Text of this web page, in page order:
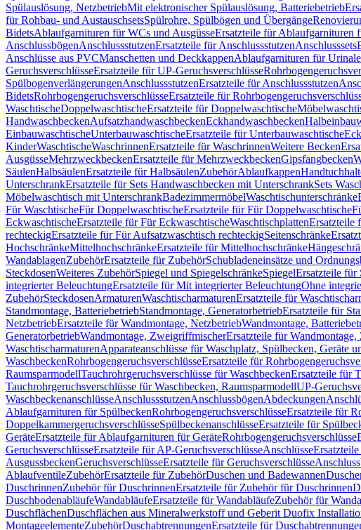
Spülauslösung, NetzbetriebMit elektronischer Spülauslösung, Batteriebetrieb
für Rohbau- und AustauschsetsSpülrohre, Spülbögen und Übergänge
BidetsAblaufgarnituren für WCs und AusgüsseErsatzteile für Ablaufgarnituren
AnschlussbögenAnschlussstutzenErsatzteile für AnschlussstutzenAnschlusssets
Anschlüsse aus PVCManschetten und DeckkappenAblaufgarnituren für Urinale
GeruchsverschlüsseErsatzteile für UP-Geruchsverschlüsse
SpülbogenverlängerungenAnschlussstutzenErsatzteile für Anschlussstutzen
BidetsRohrbogengeruchsverschlüsseErsatzteile für
WaschtischeDoppelwaschtischeErsatzteile für Doppelwaschtische
HandwaschbeckenAufsatzhandwaschbeckenEckhandwaschbecken
EinbauwaschtischeUnterbauwaschtischeErsatzteile für Unterbauwaschtische
KinderWaschtischeWaschrinnenErsatzteile für WaschrinnenWeitere Becken
AusgüsseMehrzweckbeckenErsatzteile für MehrzweckbeckenGipsfangbecken
SäulenHalbsäulenErsatzteile für HalbsäulenZubehörAblaufkappen
UnterschrankErsatzteile für Sets Handwaschbecken mit UnterschrankSets
Möbelwaschtisch mit UnterschrankBadezimmermöbelWaschtischunterschränke
Für WaschtischeFür DoppelwaschtischeErsatzteile für Für Doppelwaschtische
EckwaschtischeErsatzteile für Für EckwaschtischeWaschtischplattenErsatzteile
rechteckigErsatzteile für Für Aufsatzwaschtisch rechteckigSeitenschränke
HochschränkeMittelhochschränkeErsatzteile für Mittelhochschränke
WandablagenZubehörErsatzteile für ZubehörSchubladeneinsätze und
SteckdosenWeiteres ZubehörSpiegel und SpiegelschränkeSpiegelErsatzteile für
integrierter BeleuchtungErsatzteile für Mit integrierter BeleuchtungOhne
ZubehörSteckdosenArmaturenWaschtischarmaturenErsatzteile für
Standmontage, BatteriebetriebStandmontage, GeneratorbetriebErsatzteile für
NetzbetriebErsatzteile für Wandmontage, NetzbetriebWandmontage,
GeneratorbetriebWandmontage, ZweigriffmischerErsatzteile für
WaschtischarmaturenApparateanschlüsse für Waschplatz, Spülbecken, Geräte
WaschbeckenRohrbogengeruchsverschlüsseErsatzteile für
RaumsparmodellTauchrohrgeruchsverschlüsse für WaschbeckenErsatzteile für
Tauchrohrgeruchsverschlüsse für Waschbecken, RaumsparmodellUP-
WaschbeckenanschlüsseAnschlussstutzenAnschlussbögenAbdeckungen
Ablaufgarnituren für SpülbeckenRohrbogengeruchsverschlüsseErsatzteile für
DoppelkammergeruchsverschlüsseSpülbeckenanschlüsseErsatzteile für
GeräteErsatzteile für Ablaufgarnituren für GeräteRohrbogengeruchsverschlüsse
GeruchsverschlüsseErsatzteile für AP-GeruchsverschlüsseAnschlüsse
AusgussbeckenGeruchsverschlüsseErsatzteile für Geruchsverschlüsse
AblaufventileZubehörErsatzteile für ZubehörDuschen und Badewannen
DuschrinnenZubehör für DuschrinnenErsatzteile für Zubehör für Duschrinnen
DuschbodenabläufeWandabläufeErsatzteile für WandabläufeZubehör für
DuschflächenDuschflächen aus Mineralwerkstoff und Geberit Duofix
MontageelementeZubehörDuschabtrennungenErsatzteile für